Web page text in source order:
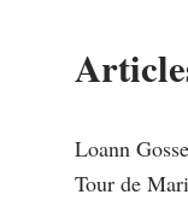
Loann
Tour de